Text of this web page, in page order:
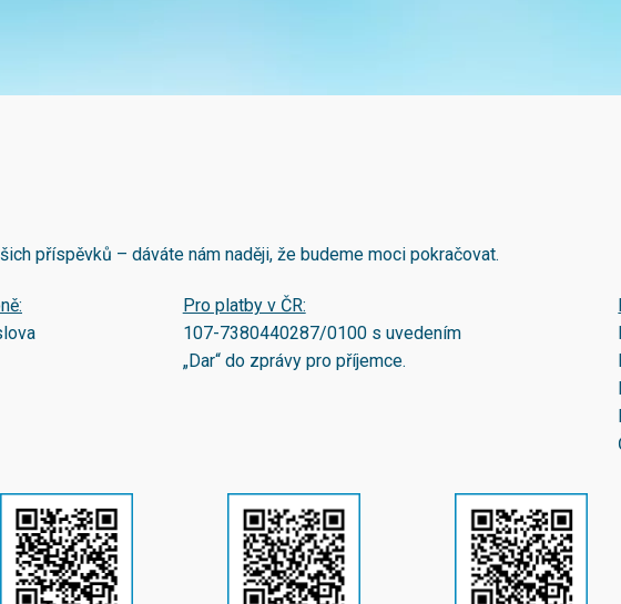
příspěvků – dáváte nám naději, že budeme moci pokračovat.
Pro platby v ČR:
107-7380440287/0100s uvedením
„Dar“ do zprávy pro příjemce.